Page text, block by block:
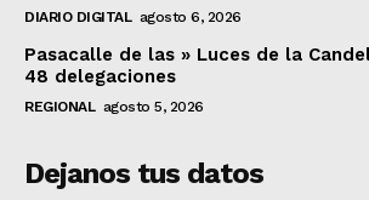
DIARIO DIGITAL agosto 6, 2026
Pasacalle de las » Luces de la
48 delegaciones
REGIONAL agosto 5, 2026
Dejanos tus datos